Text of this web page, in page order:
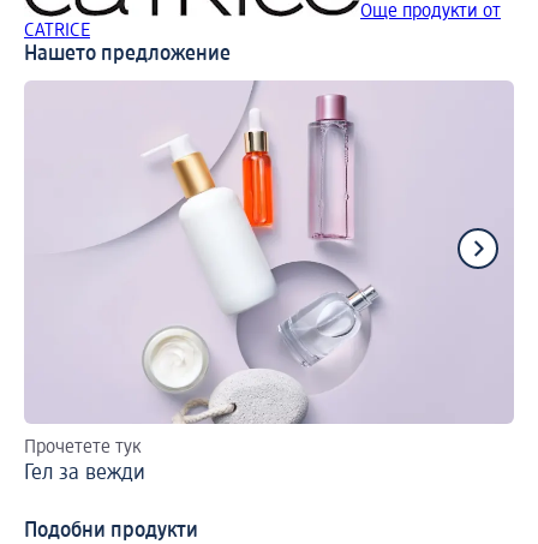
Още продукти от
CATRICE
Нашето предложение
Прочетете тук
Гел за вежди
Подобни продукти